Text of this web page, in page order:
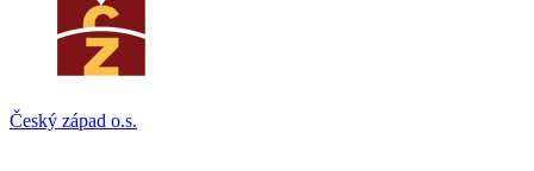
Český západ o.s.